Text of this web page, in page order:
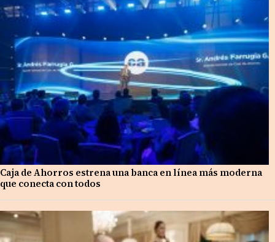
Caja de Ahorros estrena una banca en línea más moderna
que conecta con todos